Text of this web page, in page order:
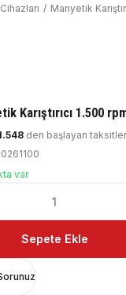
Manyetik
Karıştırıcı 1.500
den başlayan
var
Sepete Ekle